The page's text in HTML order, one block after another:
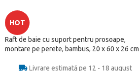
HOT
Raft de baie cu suport pentru prosoape,
montare pe perete, bambus, 20 x 60 x 26 cm
Livrare estimată pe 12 - 18 august